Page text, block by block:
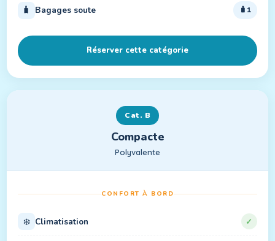
🧳 Bagages soute 1
Réserver cette catégorie
Cat. B
Compacte
Polyvalente
CONFORT À BORD
❄️ Climatisation ✓